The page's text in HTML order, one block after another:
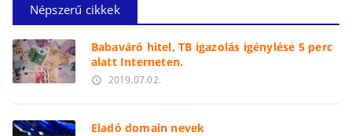
Népszerű cikkek
Babaváró hitel, TB igazolás igénylése 5 perc
alatt Interneten.
access_time 2019.07.02.
Eladó domain nevek